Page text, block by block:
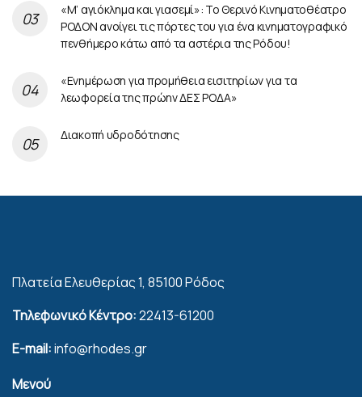
«Μ’ αγιόκλημα και γιασεμί»: Το Θερινό Κινηματοθέατρο
ΡΟΔΟΝ ανοίγει τις πόρτες του για ένα κινηματογραφικό
πενθήμερο κάτω από τα αστέρια της Ρόδου!
«Ενημέρωση για προμήθεια εισιτηρίων για τα
λεωφορεία της πρώην ΔΕΣ ΡΟΔΑ»
Διακοπή υδροδότησης
Πλατεία Ελευθερίας 1, 85100 Ρόδος
Τηλεφωνικό Κέντρο:22413-61200
E-mail:info@rhodes.gr
Μενού